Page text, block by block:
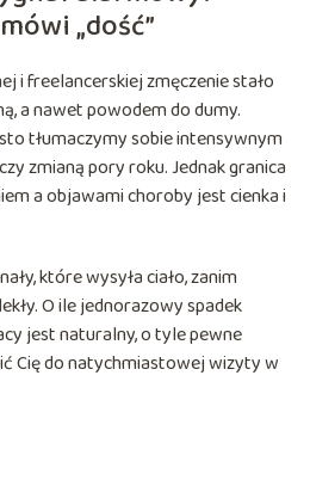
„dość”
i freelancerskiej zmęczenie stało
a nawet powodem do dumy.
tłumaczymy sobie intensywnym
zmianą pory roku. Jednak granica
a objawami choroby jest cienka i
które wysyła ciało, zanim
O ile jednorazowy spadek
jest naturalny, o tyle pewne
Cię do natychmiastowej wizyty w